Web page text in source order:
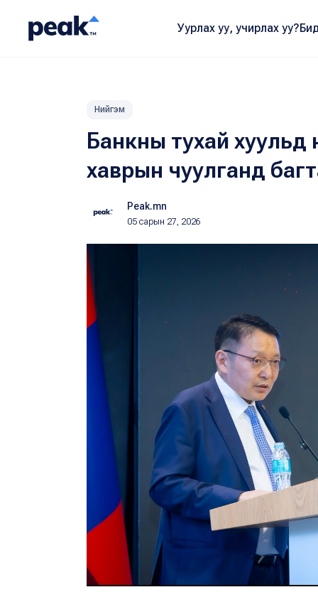
Уурлах уу, учирлах уу?
Нийгэм
Банкны тухай хуульд
хаврын чуулганд
Peak.mn
05 сарын 27, 2026